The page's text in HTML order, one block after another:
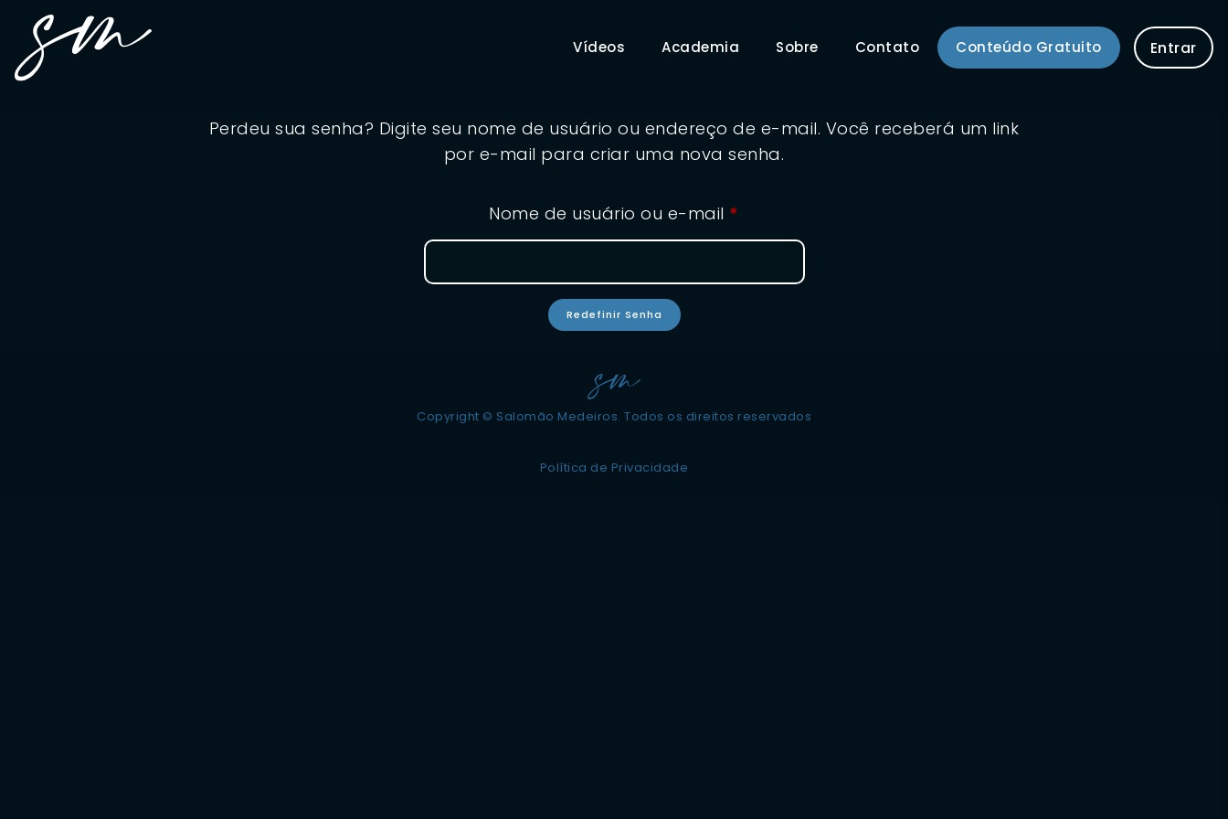
Vídeos Academia Sobre Contato Conteúdo Gratuito Entrar
Perdeu sua senha? Digite seu nome de usuário ou endereço de e-mail. Você receberá um link
por e-mail para criar uma nova senha.
Nome de usuário ou e-mail *
Redefinir Senha
Copyright © Salomão Medeiros. Todos os direitos reservados
Política de Privacidade